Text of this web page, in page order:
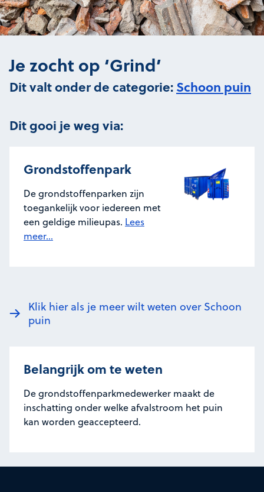
Je zocht op ‘Grind’
Dit valt onder de categorie:Schoon puin
Dit gooi je weg via:
Grondstoffenpark
De grondstoffenparken zijn
toegankelijk voor iedereen met
een geldige milieupas. Lees
meer...
Klik hier als je meer wilt weten over Schoon
puin
Belangrijk om te weten
De grondstoffenparkmedewerker maakt de
inschatting onder welke afvalstroom het puin
kan worden geaccepteerd.